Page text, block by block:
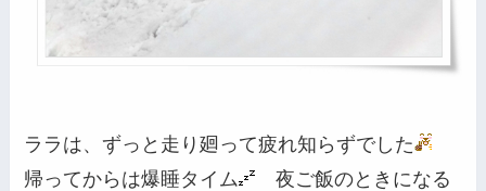
ララは、ずっと走り廻って疲れ知らずでした
帰ってからは爆睡タイム
夜ご飯のときになる